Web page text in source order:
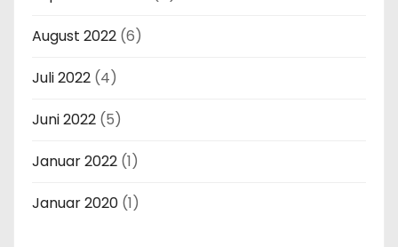
August 2022 (6)
Juli 2022 (4)
Juni 2022 (5)
Januar 2022 (1)
Januar 2020 (1)